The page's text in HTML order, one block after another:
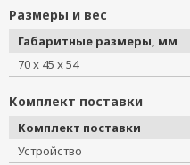
Размеры и вес
Габаритные размеры, мм
70 x 45 x 54
Комплект поставки
Комплект поставки
Устройство